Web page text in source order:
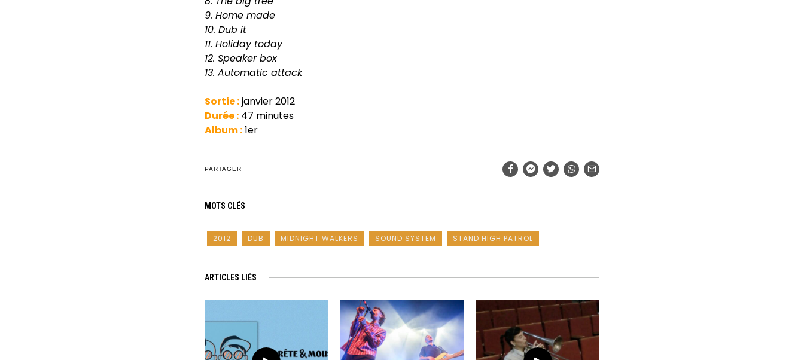
9. Home made
10. Dub it
11. Holiday today
12. Speaker box
13. Automatic attack
Sortie :janvier 2012
Durée : 47 minutes
Album :1er
PARTAGER
MOTS CLÉS
2012 DUB MIDNIGHT WALKERS SOUND SYSTEM STAND HIGH PATROL
ARTICLES LIÉS